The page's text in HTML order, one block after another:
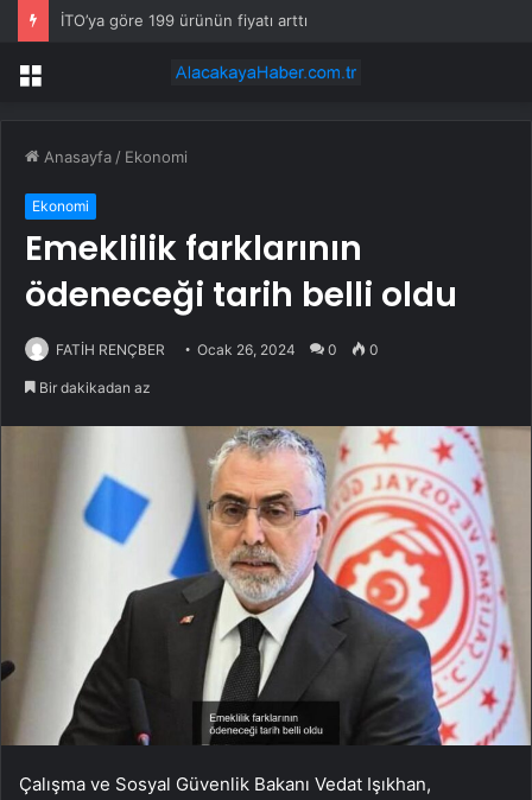
İTO’ya göre 199 ürünün fiyatı arttı
Menü
Anasayfa / Ekonomi
Ekonomi
Emeklilik farklarının
ödeneceği tarih belli oldu
FATİH RENÇBER Ocak 26, 2024 0 0
Bir dakikadan az
Çalışma ve Sosyal Güvenlik Bakanı Vedat Işıkhan,